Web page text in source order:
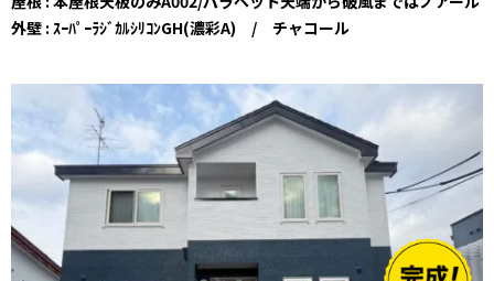
外壁 : ｽｰﾊﾟｰﾗｼﾞｶﾙｼﾘｺﾝGH(濃彩A) / チャコール